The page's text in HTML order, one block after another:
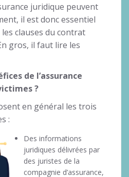
juridique peuvent
il est donc essentiel
clauses du contrat
gros, il faut lire les
de l’assurance
?
en général les trois
:
Des informations
juridiques délivrées par
des juristes de la
compagnie d’assurance,